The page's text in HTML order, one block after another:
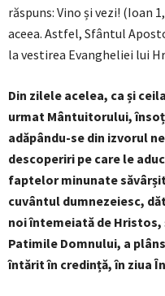
răspuns: Vino și vezi! (Ioan
aceea. Astfel, Sfântul
la vestirea Evangheliei lui
Din zilele acelea, ca și
urmat Mântuitorului,
adăpându-se din izvorul
descoperiri pe care le
faptelor minunate
cuvântul dumnezeiesc,
noi întemeiată de Hristos,
Patimile Domnului, a
întărit în credință, în ziua